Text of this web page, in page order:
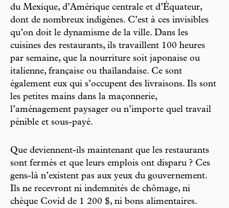
du Mexique, d’Amérique centrale et d’Équateur,
dont de nombreux indigènes. C’est à ces invisibles
qu’on doit le dynamisme de la ville. Dans les
cuisines des restaurants, ils travaillent 100 heures
par semaine, que la nourriture soit japonaise ou
italienne, française ou thaïlandaise. Ce sont
également eux qui s’occupent des livraisons. Ils sont
les petites mains dans la maçonnerie,
l’aménagement paysager ou n’importe quel travail
pénible et sous-payé.
Que deviennent-ils maintenant que les restaurants
sont fermés et que leurs emplois ont disparu ? Ces
gens-là n’existent pas aux yeux du gouvernement.
Ils ne recevront ni indemnités de chômage, ni
chèque Covid de 1 200 $, ni bons alimentaires.